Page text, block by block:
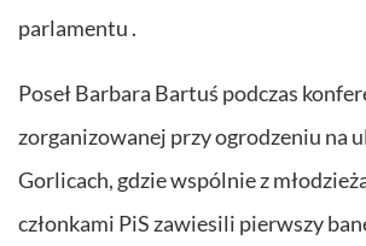
parlamentu .
Poseł Barbara Bartuś podczas
zorganizowanej przy ogrodzeniu na
Gorlicach, gdzie wspólnie z
członkami PiS zawiesili pierwszy